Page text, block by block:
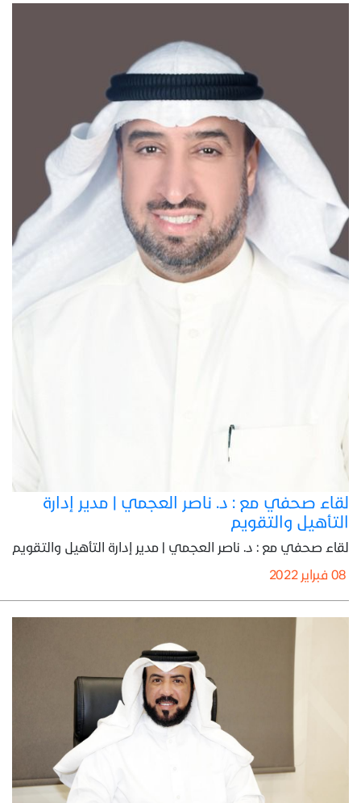
لقاء صحفي مع : د. ناصر العجمي | مدير إدارة
التأهيل والتقويم
لقاء صحفي مع : د. ناصر العجمي | مدير إدارة التأهيل والتقويم